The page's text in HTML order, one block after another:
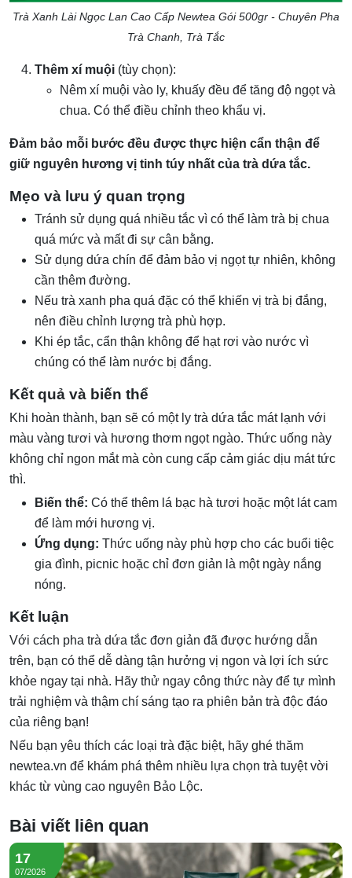
Trà Xanh Lài Ngọc Lan Cao Cấp Newtea Gói 500gr - Chuyên Pha
Trà Chanh, Trà Tắc
Thêm xí muội (tùy chọn):
Nêm xí muội vào ly, khuấy đều để tăng độ ngọt và
chua. Có thể điều chỉnh theo khẩu vị.
Đảm bảo mỗi bước đều được thực hiện cẩn thận để
giữ nguyên hương vị tinh túy nhất của trà dứa tắc.
Mẹo và lưu ý quan trọng
Tránh sử dụng quá nhiều tắc vì có thể làm trà bị chua
quá mức và mất đi sự cân bằng.
Sử dụng dứa chín để đảm bảo vị ngọt tự nhiên, không
cần thêm đường.
Nếu trà xanh pha quá đặc có thể khiến vị trà bị đắng,
nên điều chỉnh lượng trà phù hợp.
Khi ép tắc, cẩn thận không để hạt rơi vào nước vì
chúng có thể làm nước bị đắng.
Kết quả và biến thể
Khi hoàn thành, bạn sẽ có một ly trà dứa tắc mát lạnh với
màu vàng tươi và hương thơm ngọt ngào. Thức uống này
không chỉ ngon mắt mà còn cung cấp cảm giác dịu mát tức
thì.
Biến thể: Có thể thêm lá bạc hà tươi hoặc một lát cam
để làm mới hương vị.
Ứng dụng: Thức uống này phù hợp cho các buổi tiệc
gia đình, picnic hoặc chỉ đơn giản là một ngày nắng
nóng.
Kết luận
Với cách pha trà dứa tắc đơn giản đã được hướng dẫn
trên, bạn có thể dễ dàng tận hưởng vị ngon và lợi ích sức
khỏe ngay tại nhà. Hãy thử ngay công thức này để tự mình
trải nghiệm và thậm chí sáng tạo ra phiên bản trà độc đáo
của riêng bạn!
Nếu bạn yêu thích các loại trà đặc biệt, hãy ghé thăm
newtea.vn để khám phá thêm nhiều lựa chọn trà tuyệt vời
khác từ vùng cao nguyên Bảo Lộc.
Bài viết liên quan
17
07/2026